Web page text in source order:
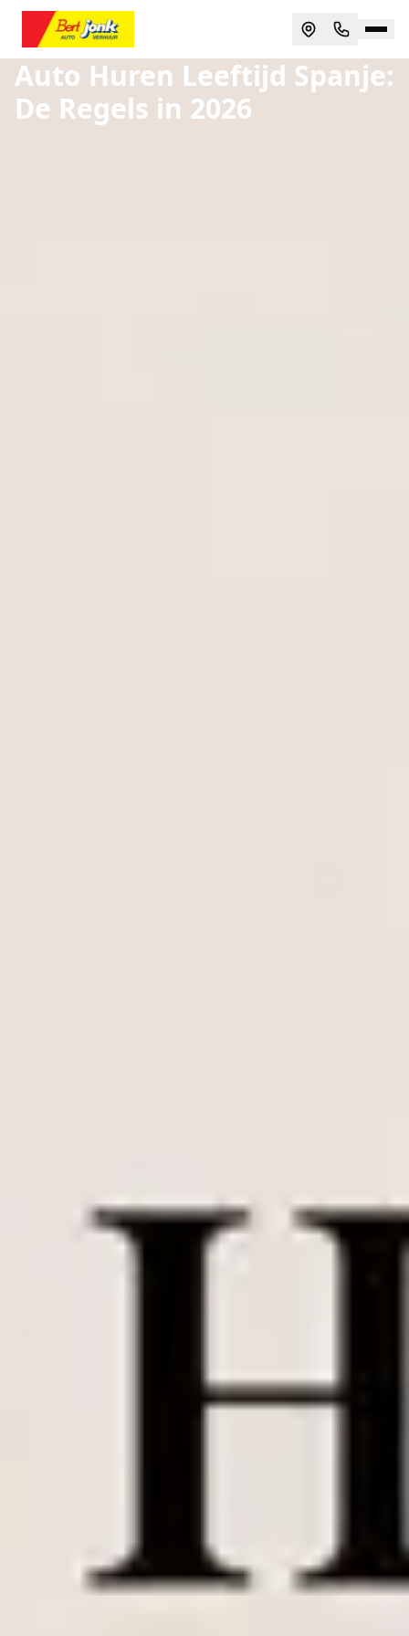
Auto Huren Leeftijd Spanje:
De Regels in 2026